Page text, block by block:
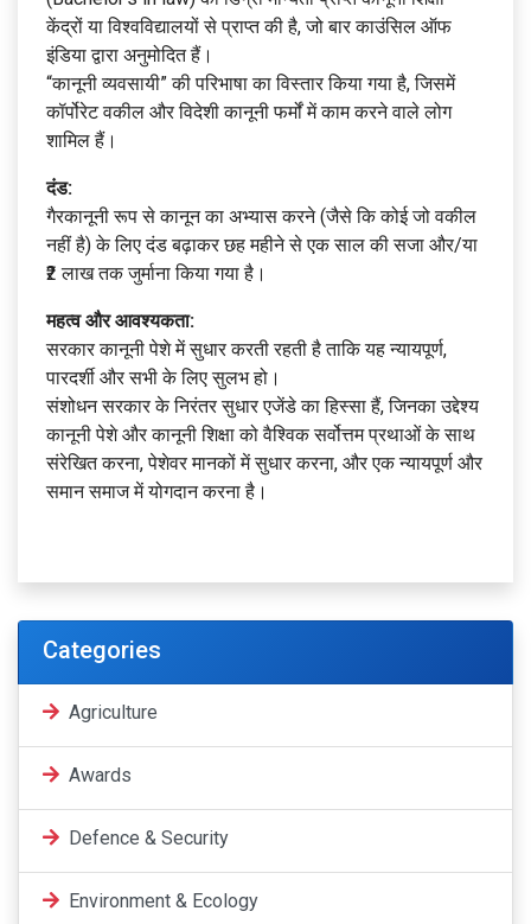
केंद्रों या विश्वविद्यालयों से प्राप्त की है, जो बार काउंसिल ऑफ
इंडिया द्वारा अनुमोदित हैं।
“कानूनी व्यवसायी” की परिभाषा का विस्तार किया गया है, जिसमें
कॉर्पोरेट वकील और विदेशी कानूनी फर्मों में काम करने वाले लोग
शामिल हैं।
दंड:
गैरकानूनी रूप से कानून का अभ्यास करने (जैसे कि कोई जो वकील
नहीं है) के लिए दंड बढ़ाकर छह महीने से एक साल की सजा और/या
₹2 लाख तक जुर्माना किया गया है।
महत्व और आवश्यकता:
सरकार कानूनी पेशे में सुधार करती रहती है ताकि यह न्यायपूर्ण,
पारदर्शी और सभी के लिए सुलभ हो।
संशोधन सरकार के निरंतर सुधार एजेंडे का हिस्सा हैं, जिनका उद्देश्य
कानूनी पेशे और कानूनी शिक्षा को वैश्विक सर्वोत्तम प्रथाओं के साथ
संरेखित करना, पेशेवर मानकों में सुधार करना, और एक न्यायपूर्ण और
समान समाज में योगदान करना है।
Categories
Agriculture
Awards
Defence & Security
Environment & Ecology